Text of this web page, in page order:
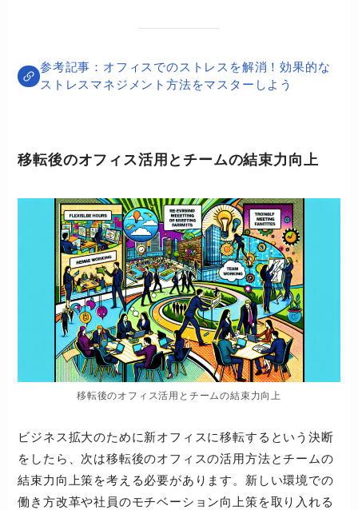
オフィスでのストレスを解消！効果的な
ストレスマネジメント方法をマスターしよう
移転後のオフィス活用とチームの結束力向上
移転後のオフィス活用とチームの結束力向上
ビジネス拡大のために新オフィスに移転するという決断
をしたら、次は移転後のオフィスの活用方法とチームの
結束力向上策を考える必要があります。新しい環境での
働き方改革や社員のモチベーション向上策を取り入れる